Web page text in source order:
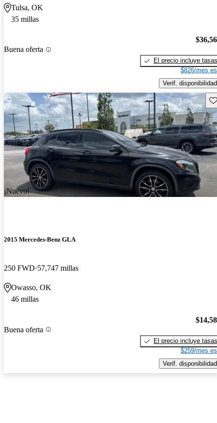
Tulsa, OK
35 millas
Buena oferta
El precio incluye tasas
$826/mes
Verif. disponibilidad
¡Nuevo!
2015 Mercedes-Benz GLA
250 FWD 57,747 millas
Owasso, OK
46 millas
Buena oferta
El precio incluye tasas
$259/mes
Verif. disponibilidad